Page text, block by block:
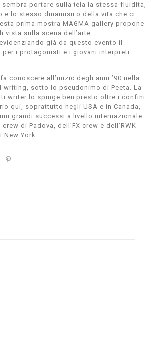
sembra portare sulla tela la stessa fluidità,
e lo stesso dinamismo della vita che ci
prima mostra MAGMA gallery propone
vista sulla scena dell’arte
già da questo evento il
per i protagonisti e i giovani interpreti
conoscere all’inizio degli anni ’90 nella
writing, sotto lo pseudonimo di Peeta. La
writer lo spinge ben presto oltre i confini
qui, soprattutto negli USA e in Canada,
grandi successi a livello internazionale.
crew di Padova, dell’FX crew e dell’RWK
New York